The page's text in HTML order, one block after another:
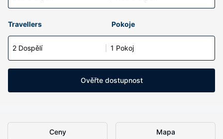
Travellers Pokoje
2 Dospělí 1 Pokoj
Ověřte dostupnost
Ceny Mapa